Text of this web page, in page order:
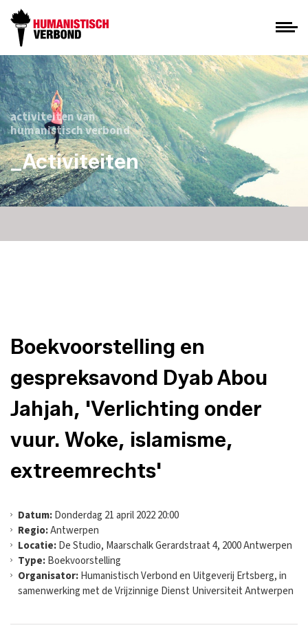
activiteiten van
humanistisch verbond
_Activiteiten
Boekvoorstelling en
gespreksavond Dyab Abou
Jahjah, 'Verlichting onder
vuur. Woke, islamisme,
extreemrechts'
Datum:Donderdag 21 april 2022 20:00
Regio:Antwerpen
Locatie:De Studio, Maarschalk Gerardstraat 4, 2000 Antwerpen
Type:Boekvoorstelling
Organisator:Humanistisch Verbond en Uitgeverij Ertsberg, in
samenwerking met de Vrijzinnige Dienst Universiteit Antwerpen